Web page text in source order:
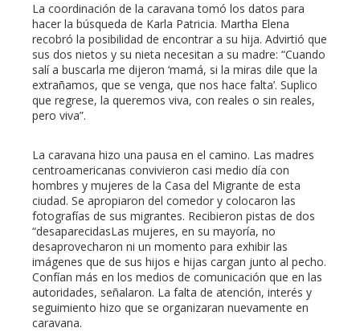
La coordinación de la caravana tomó los datos para
hacer la búsqueda de Karla Patricia. Martha Elena
recobró la posibilidad de encontrar a su hija. Advirtió que
sus dos nietos y su nieta necesitan a su madre: “Cuando
salí a buscarla me dijeron ‘mamá, si la miras dile que la
extrañamos, que se venga, que nos hace falta’. Suplico
que regrese, la queremos viva, con reales o sin reales,
pero viva”.
La caravana hizo una pausa en el camino. Las madres
centroamericanas convivieron casi medio día con
hombres y mujeres de la Casa del Migrante de esta
ciudad. Se apropiaron del comedor y colocaron las
fotografías de sus migrantes. Recibieron pistas de dos
“desaparecidasLas mujeres, en su mayoría, no
desaprovecharon ni un momento para exhibir las
imágenes que de sus hijos e hijas cargan junto al pecho.
Confían más en los medios de comunicación que en las
autoridades, señalaron. La falta de atención, interés y
seguimiento hizo que se organizaran nuevamente en
caravana.